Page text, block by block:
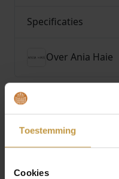
Toestemming
Cookies
Specificaties
Over Ania Haie
MEER